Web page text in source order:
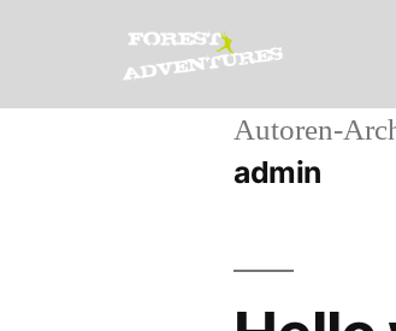
Autoren-
admin